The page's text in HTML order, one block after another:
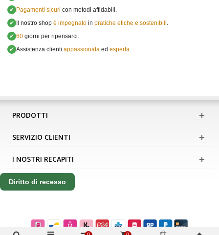
✔ Pagamenti sicuri con metodi affidabili.
✔ Il nostro shop è impegnato in pratiche etiche e sostenibili
✔ 60 giorni per ripensarci.
✔ Assistenza clienti appassionata ed esperta
PRODOTTI
SERVIZIO CLIENTI
I NOSTRI RECAPITI
Diritto di recesso